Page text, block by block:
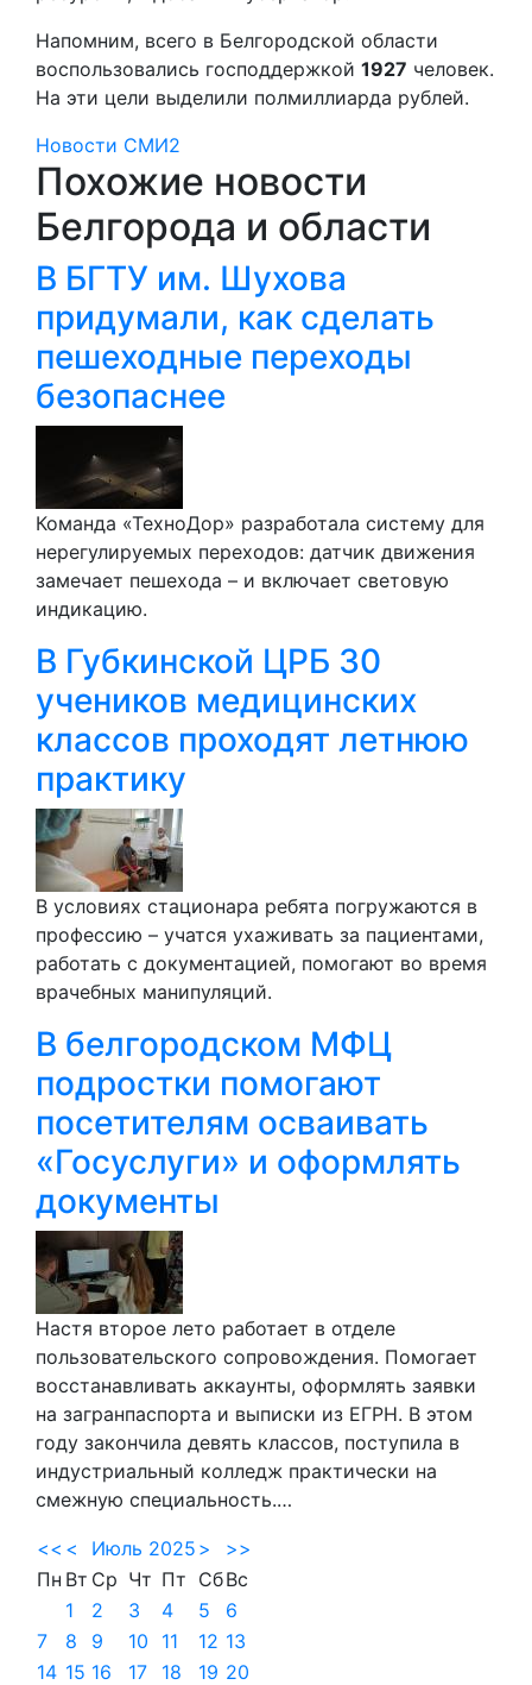
Напомним, всего в Белгородской области
воспользовались господдержкой 1927 человек.
На эти цели выделили полмиллиарда рублей.
Новости СМИ2
Похожие новости
Белгорода и области
В БГТУ им. Шухова
придумали, как сделать
пешеходные переходы
безопаснее
Команда «ТехноДор» разработала систему для
нерегулируемых переходов: датчик движения
замечает пешехода – и включает световую
индикацию.
В Губкинской ЦРБ 30
учеников медицинских
классов проходят летнюю
практику
В условиях стационара ребята погружаются в
профессию – учатся ухаживать за пациентами,
работать с документацией, помогают во время
врачебных манипуляций.
В белгородском МФЦ
подростки помогают
посетителям осваивать
«Госуслуги» и оформлять
документы
Настя второе лето работает в отделе
пользовательского сопровождения. Помогает
восстанавливать аккаунты, оформлять заявки
на загранпаспорта и выписки из ЕГРН. В этом
году закончила девять классов, поступила в
индустриальный колледж практически на
смежную специальность.…
<< < Июль 2025 >
>>
Пн Вт Ср Чт Пт СбВс
1
2 3 4 5
6
7
8 9 10 11 12 13
14 15 16 17 18 19 20